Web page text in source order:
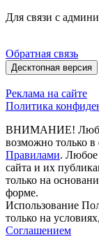
Для связи с
Обратная связь
Десктопная версия
Реклама на сайте
Политика
ВНИМАНИЕ! Любое
возможно только в
Правилами. Любое
сайта и их
только на
форме.
Использование
только на
Соглашением